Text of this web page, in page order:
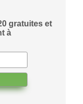
gratuites et
à